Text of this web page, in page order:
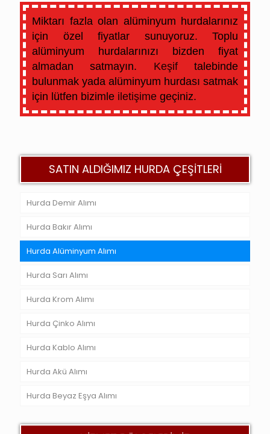
Miktarı fazla olan alüminyum hurdalarınız
için özel fiyatlar sunuyoruz. Toplu
alüminyum hurdalarınızı bizden fiyat
almadan satmayın. Keşiftalebinde
bulunmak yada alüminyum hurdası satmak
için lütfen bizimle iletişime geçiniz.
SATIN ALDIĞIMIZ HURDA ÇEŞİTLERİ
Hurda Demir Alımı
Hurda Bakır Alımı
Hurda Alüminyum Alımı
Hurda Sarı Alımı
Hurda Krom Alımı
Hurda Çinko Alımı
Hurda Kablo Alımı
Hurda Akü Alımı
Hurda Beyaz Eşya Alımı